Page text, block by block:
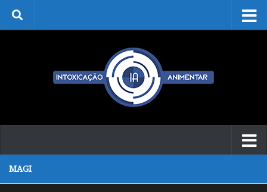
Skip to content
MAGI